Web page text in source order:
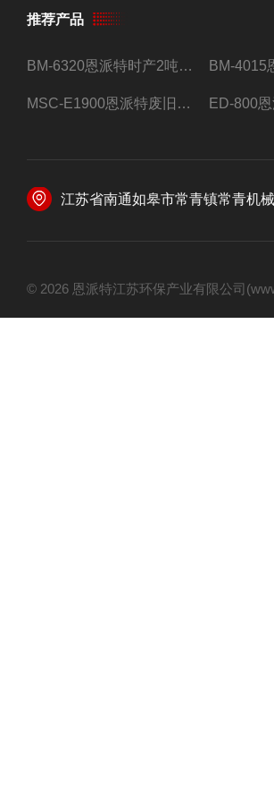
推荐产品
BM-6320恩派特时产2吨合金钢屑压饼机
MSC-E1900恩派特废旧锂电池极片破碎处理设备
江苏省南通如皋市常青镇常青机
© 2026 恩派特江苏环保产业有限公司